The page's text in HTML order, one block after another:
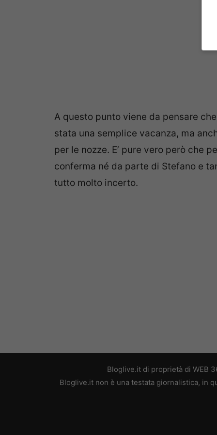
A questo punto viene da pensare
stata una semplice vacanza, ma
per le nozze. E’ pure vero però che
conferma né da parte di Stefano e
tutto molto incerto.
Bloglive.it di proprietà di WEB
Bloglive.it non è una testata giornalistica, in